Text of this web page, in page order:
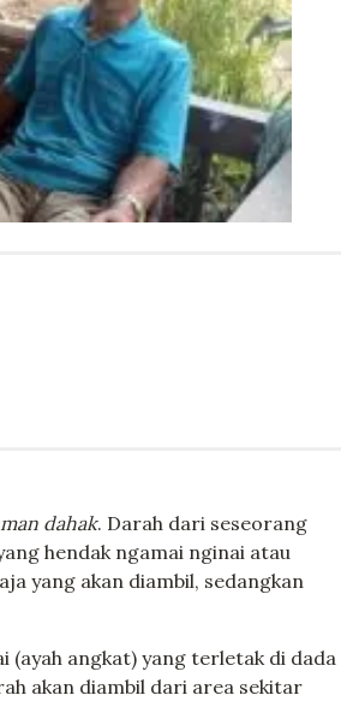
dahak. Darah dari seseorang
hendak ngamai nginai atau
yang akan diambil, sedangkan
(ayah angkat) yang terletak di dada
akan diambil dari area sekitar